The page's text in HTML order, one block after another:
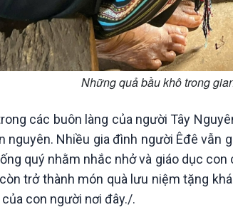
Những quả bầu khô trong
các buôn làng của người Tây
nguyên. Nhiều gia đình người Êđê
quý nhằm nhắc nhở và giáo dục
trở thành món quà lưu niệm tặng
con người nơi đây./.